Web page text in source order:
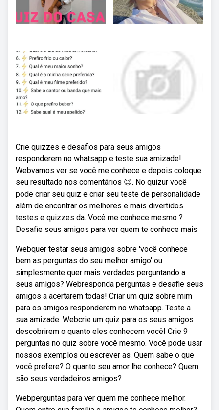
Crie quizzes e desafios para seus amigos
responderem no whatsapp e teste sua amizade!
Webvamos ver se você me conhece e depois coloque
seu resultado nos comentários 😉. No quizur você
pode criar seu quiz e criar seu teste de personalidade
além de encontrar os melhores e mais divertidos
testes e quizzes da. Você me conhece mesmo ?
Desafie seus amigos para ver quem te conhece mais
Webquer testar seus amigos sobre 'você conhece
bem as perguntas do seu melhor amigo' ou
simplesmente quer mais verdades perguntando a
seus amigos? Webresponda perguntas e desafie seus
amigos a acertarem todas! Criar um quiz sobre mim
para os amigos responderem no whatsapp. Teste a
sua amizade. Webcrie um quiz para os seus amigos
descobrirem o quanto eles conhecem você! Crie 9
perguntas no quiz sobre você mesmo. Você pode usar
nossos exemplos ou escrever as. Quem sabe o que
você prefere? O quanto seu amor lhe conhece? Quem
são seus verdadeiros amigos?
Webperguntas para ver quem me conhece melhor.